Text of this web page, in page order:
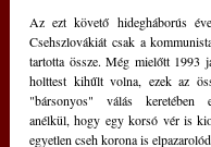
Az ezt követő hidegháborús
Csehszlovákiát csak a
tartotta össze. Még mielőtt 1993
holttest kihűlt volna, ezek az
"bársonyos" válás keretében
anélkül, hogy egy korsó vér is
egyetlen cseh korona is